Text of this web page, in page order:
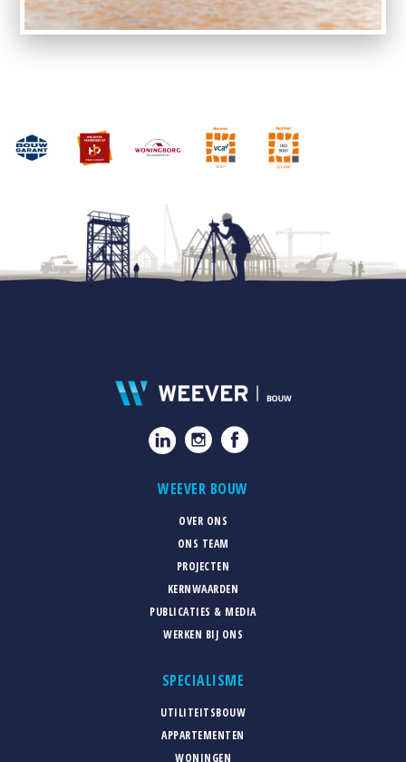
WEEVER BOUW
OVER ONS
ONS TEAM
PROJECTEN
KERNWAARDEN
PUBLICATIES & MEDIA
WERKEN BIJ ONS
SPECIALISME
UTILITEITSBOUW
APPARTEMENTEN
WONINGEN